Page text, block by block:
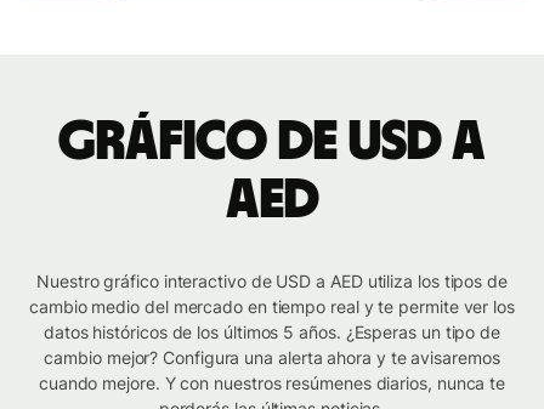
Gráfico de USD a
AED
Nuestro gráfico interactivo de USD a AED utiliza los tipos de
cambio medio del mercado en tiempo real y te permite ver los
datos históricos de los últimos 5 años. ¿Esperas un tipo de
cambio mejor? Configura una alerta ahora y te avisaremos
cuando mejore. Y con nuestros resúmenes diarios, nunca te